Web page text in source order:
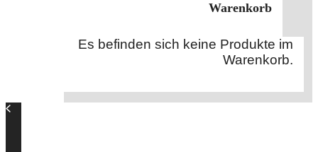
Warenkorb
Es befinden sich keine Produkte im
Warenkorb.